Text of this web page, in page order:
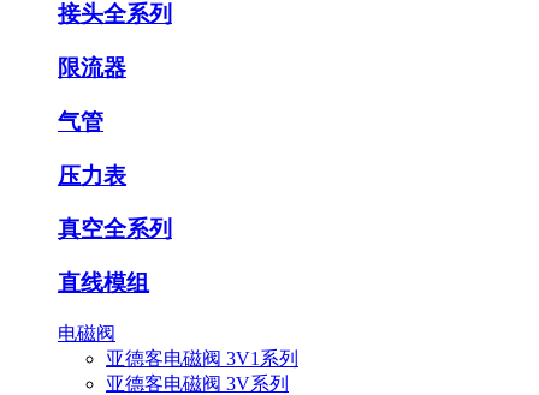
接头全系列
限流器
气管
压力表
真空全系列
直线模组
电磁阀
亚德客电磁阀 3V1系列
亚德客电磁阀 3V系列